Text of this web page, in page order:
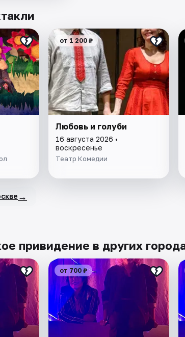
от 1 200 ₽
Любовь и голуби
16 августа 2026 •
воскресенье
Театр Комедии
→
привидение в других
от 700 ₽